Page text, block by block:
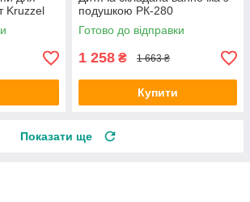
Kruzzel
подушкою РК-280
Готово до відправки
1 258 ₴ 1 663 ₴
Купити
Показати ще